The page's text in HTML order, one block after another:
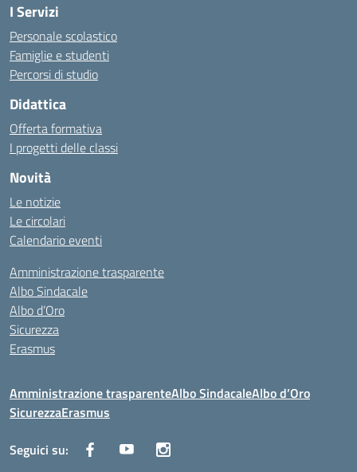
I Servizi
Personale scolastico
Famiglie e studenti
Percorsi di studio
Didattica
Offerta formativa
I progetti delle classi
Novità
Le notizie
Le circolari
Calendario eventi
Amministrazione trasparente
Albo Sindacale
Albo d’Oro
Sicurezza
Erasmus
Amministrazione trasparenteAlbo SindacaleAlbo d’Oro
SicurezzaErasmus
Seguici su: